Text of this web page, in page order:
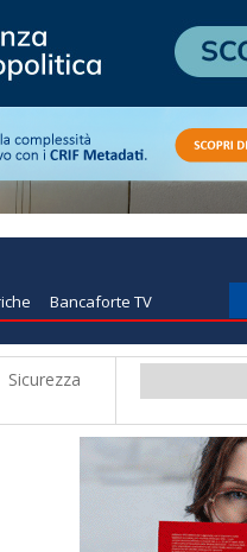
Bancaforte TV
Sicurezza